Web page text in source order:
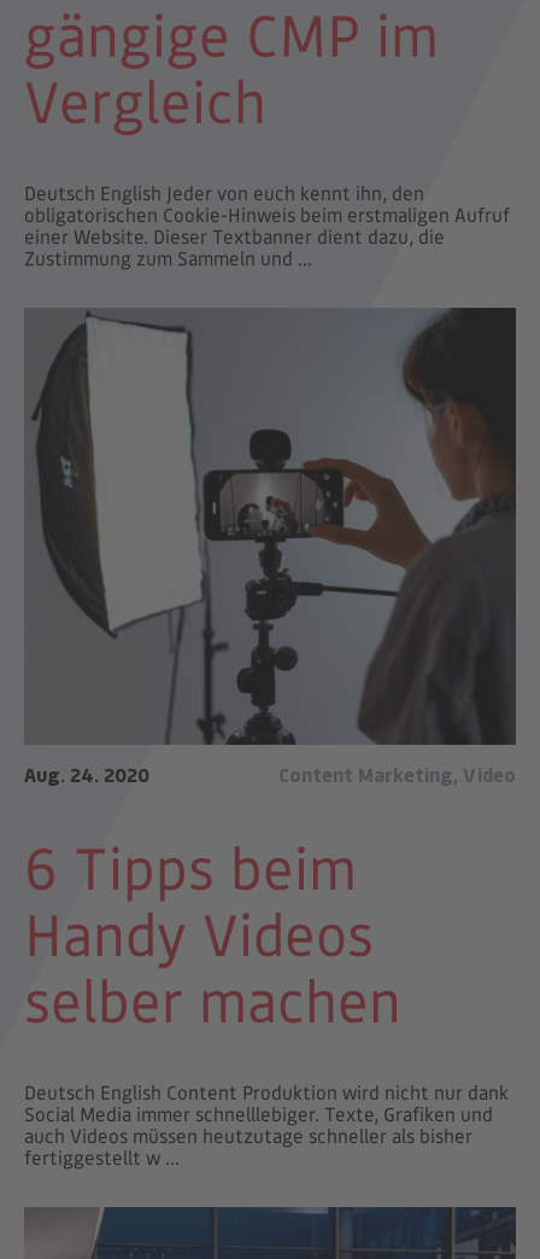
gängige CMP im
Vergleich
Deutsch English Jeder von euch kennt ihn, den
obligatorischen Cookie-Hinweis beim erstmaligen Aufruf
einer Website. Dieser Textbanner dient dazu, die
Zustimmung zum Sammeln und ...
Aug. 24. 2020 Content Marketing, Video
6 Tipps beim
Handy Videos
selber machen
Deutsch English Content Produktion wird nicht nur dank
Social Media immer schnelllebiger. Texte, Grafiken und
auch Videos müssen heutzutage schneller als bisher
fertiggestellt w ...